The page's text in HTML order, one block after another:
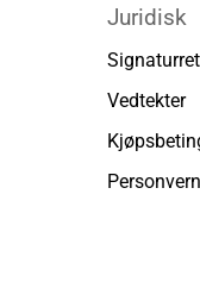
Juridisk
Vedtekter
Personvern